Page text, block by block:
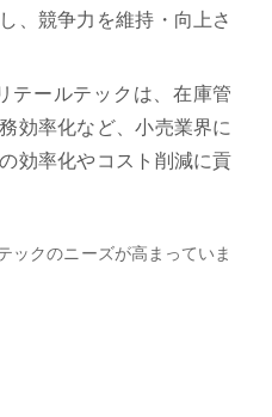
、競争力を維持・向上さ
テールテックは、在庫管
効率化など、小売業界に
効率化やコスト削減に貢
ックのニーズが高まっていま